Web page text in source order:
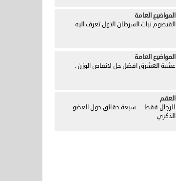
المواضيع العامة
القيصوم نبات السرطان الاول تعرف اليه
المواضيع العامة
عشبة العشرق افضل حل لانقاص الوزن .
العقم
للرجال فقط .....سبعة حقائق حول العضو
الذكري